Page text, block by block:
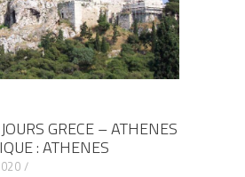
GRECE – ATHENES
: ATHENES